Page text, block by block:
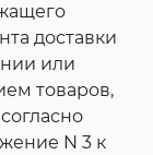
доставки
или
товаров,
N 3 к